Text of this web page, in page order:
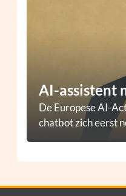
AI-assistent
De Europese AI-
chatbot zich eerst